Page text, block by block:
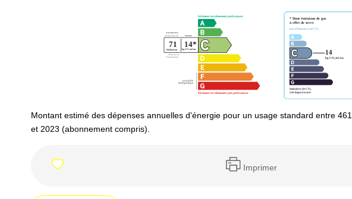
Montant estimé des dépenses annuelles d'énergie pour un usage standard entre
et 2023 (abonnement compris).
Imprimer